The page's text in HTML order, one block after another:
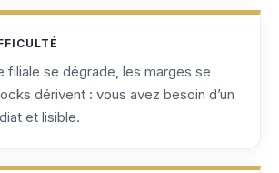
filiale se dégrade, les marges se
dérivent : vous avez besoin d’un
et lisible.